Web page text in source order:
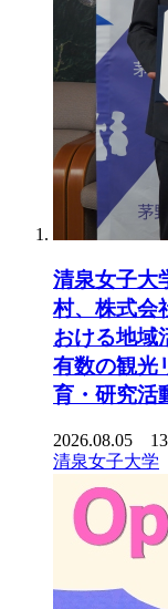
清泉女子大
村、株式会
おける地域
有数の観光
育・研究活
2026.08.05
清泉女子大学